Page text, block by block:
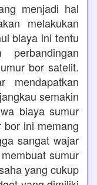
menjadi hal
melakukan
biaya ini tentu
bor satelit.
mendapatkan
semakin
biaya sumur
ini memang
sangat wajar
sumur
yang cukup